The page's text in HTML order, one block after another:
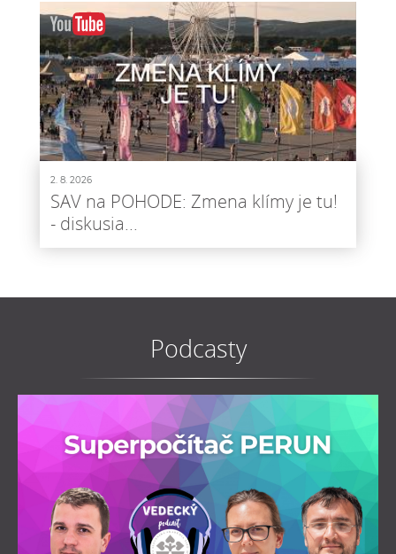
2. 8. 2026
SAV na POHODE: Zmena klímy je tu!
- diskusia...
Podcasty